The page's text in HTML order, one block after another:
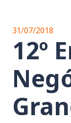
31/07/2018
12º